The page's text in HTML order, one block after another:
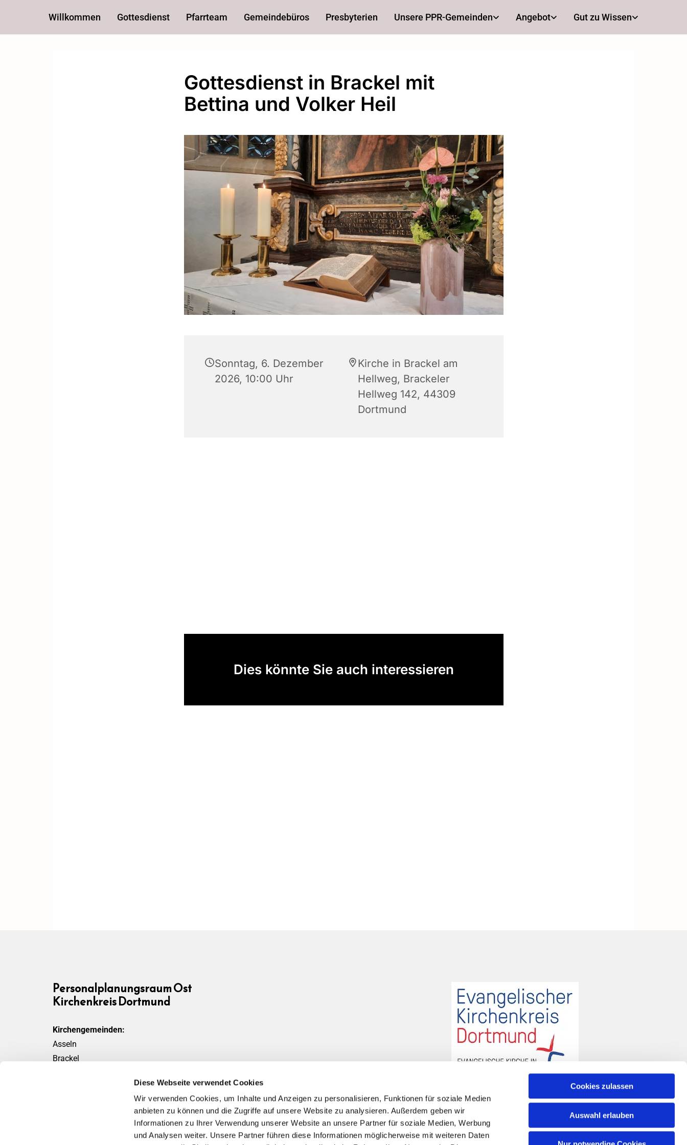
Diese Webseite verwendet Cookies
Wir verwenden Cookies, um Inhalte und Anzeigen zu personalisieren, Funktionen für soziale Medien
anbieten zu können und die Zugriffe auf unsere Website zu analysieren. Außerdem geben wir
Informationen zu Ihrer Verwendung unserer Website an unsere Partner für soziale Medien, Werbung
und Analysen weiter. Unsere Partner führen diese Informationen möglicherweise mit weiteren Daten
Cookies zulassen
Auswahl erlauben
Willkommen Gottesdienst Pfarrteam Gemeindebüros Presbyterien Unsere PPR-Gemeinden Angebot Gut zu Wissen
Gottesdienst in Brackel mit
Bettina und Volker Heil
Sonntag, 6. Dezember
2026, 10:00 Uhr
Kirche in Brackel am
Hellweg, Brackeler
Hellweg 142, 44309
Dortmund
Dies könnte Sie auch interessieren
Personalplanungsraum Ost
Kirchenkreis Dortmund
Kirchengemeinden:
Asseln
Brackel